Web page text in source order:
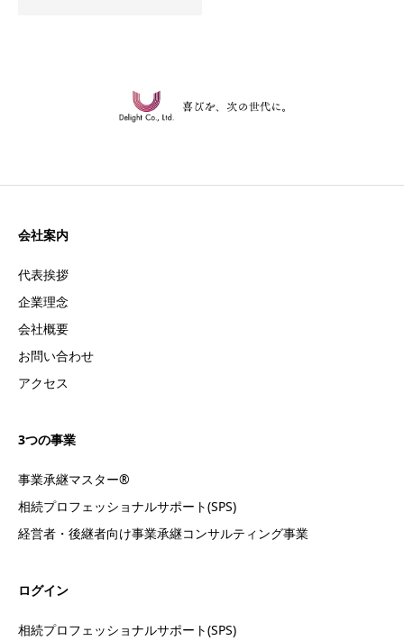
会社案内
代表挨拶
企業理念
会社概要
お問い合わせ
アクセス
3つの事業
事業承継マスター®
相続プロフェッショナルサポート(SPS)
経営者・後継者向け事業承継コンサルティング事業
ログイン
相続プロフェッショナルサポート(SPS)